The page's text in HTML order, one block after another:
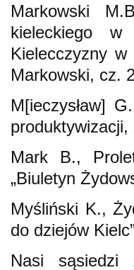
Markowski
kieleckiego w
Kielecczyzny
Markowski, cz.
M[ieczysław]
produktywizacji,
Mark B.,
„Biuletyn
Myśliński K.,
do dziejów
Nasi sąsiedzi